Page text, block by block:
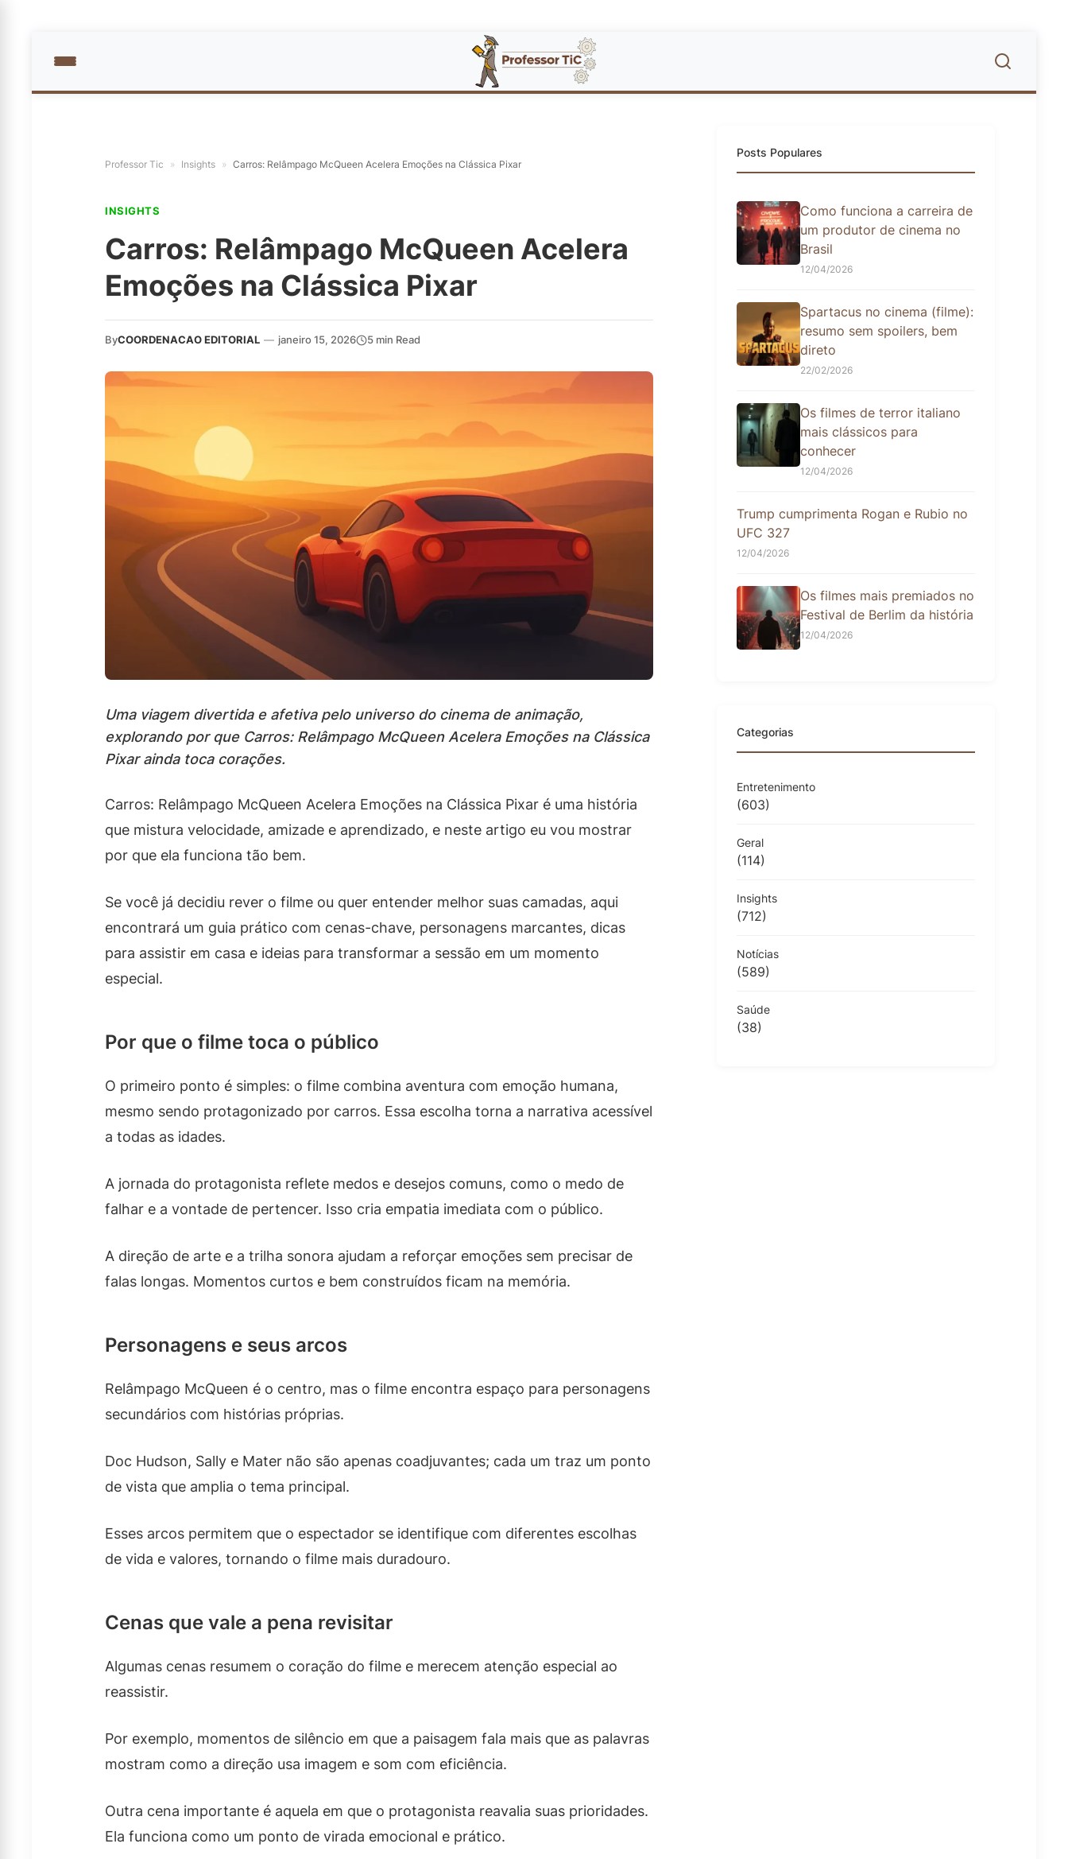
Professor Tic » Insights » Carros: Relâmpago McQueen Acelera Emoções na Clássica Pixar
INSIGHTS
Carros: Relâmpago McQueen Acelera
Emoções na Clássica Pixar
ByCOORDENACAO EDITORIAL — janeiro 15, 2026 5 min Read
Uma viagem divertida e afetiva pelo universo do cinema de animação,
explorando por que Carros: Relâmpago McQueen Acelera Emoções na Clássica
Pixar ainda toca corações.
Carros: Relâmpago McQueen Acelera Emoções na Clássica Pixar é uma história
que mistura velocidade, amizade e aprendizado, e neste artigo eu vou mostrar
por que ela funciona tão bem.
Se você já decidiu rever o filme ou quer entender melhor suas camadas, aqui
encontrará um guia prático com cenas-chave, personagens marcantes, dicas
para assistir em casa e ideias para transformar a sessão em um momento
especial.
Por que o filme toca o público
O primeiro ponto é simples: o filme combina aventura com emoção humana,
mesmo sendo protagonizado por carros. Essa escolha torna a narrativa acessível
a todas as idades.
A jornada do protagonista reflete medos e desejos comuns, como o medo de
falhar e a vontade de pertencer. Isso cria empatia imediata com o público.
A direção de arte e a trilha sonora ajudam a reforçar emoções sem precisar de
falas longas. Momentos curtos e bem construídos ficam na memória.
Personagens e seus arcos
Relâmpago McQueen é o centro, mas o filme encontra espaço para personagens
secundários com histórias próprias.
Doc Hudson, Sally e Mater não são apenas coadjuvantes; cada um traz um ponto
de vista que amplia o tema principal.
Esses arcos permitem que o espectador se identifique com diferentes escolhas
de vida e valores, tornando o filme mais duradouro.
Cenas que vale a pena revisitar
Algumas cenas resumem o coração do filme e merecem atenção especial ao
reassistir.
Por exemplo, momentos de silêncio em que a paisagem fala mais que as palavras
mostram como a direção usa imagem e som com eficiência.
Outra cena importante é aquela em que o protagonista reavalia suas prioridades.
Ela funciona como um ponto de virada emocional e prático.
Posts Populares
Como funciona a carreira de
um produtor de cinema no
Brasil
12/04/2026
Spartacus no cinema (filme):
resumo sem spoilers, bem
direto
22/02/2026
Os filmes de terror italiano
mais clássicos para
conhecer
12/04/2026
Trump cumprimenta Rogan e Rubio no
UFC 327
12/04/2026
Os filmes mais premiados no
Festival de Berlim da história
12/04/2026
Categorias
Entretenimento
(603)
Geral
(114)
Insights
(712)
Notícias
(589)
Saúde
(38)